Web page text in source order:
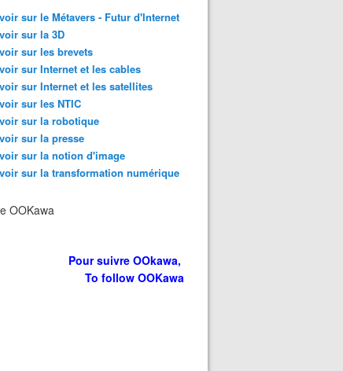
sur le Métavers - Futur d'Internet
sur la 3D
sur les brevets
sur Internet et les cables
sur Internet et les satellites
sur les NTIC
sur la robotique
sur la presse
sur la notion d'image
sur la transformation numérique
OOKawa
Pour suivre OOkawa,
To follow OOKawa